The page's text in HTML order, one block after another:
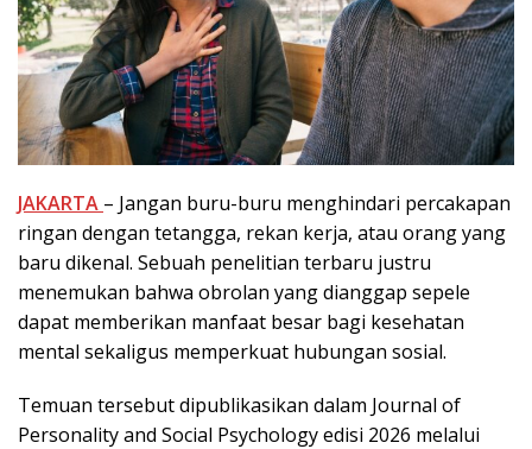
JAKARTA – Jangan buru-buru menghindari percakapan
ringan dengan tetangga, rekan kerja, atau orang yang
baru dikenal. Sebuah penelitian terbaru justru
menemukan bahwa obrolan yang dianggap sepele
dapat memberikan manfaat besar bagi kesehatan
mental sekaligus memperkuat hubungan sosial.
Temuan tersebut dipublikasikan dalam Journal of
Personality and Social Psychology edisi 2026 melalui